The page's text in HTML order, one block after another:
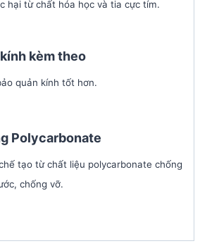
hại từ chất hóa học và tia cực tím.
kèm theo
quản kính tốt hơn.
Polycarbonate
tạo từ chất liệu polycarbonate chống
chống vỡ.